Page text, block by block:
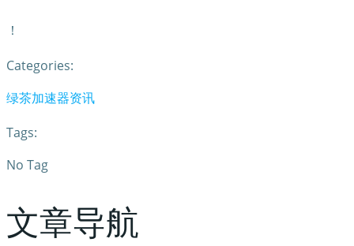
！
Categories:
绿茶加速器资讯
Tags:
No Tag
文章导航